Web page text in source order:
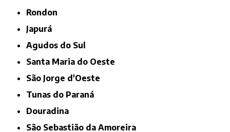
Rondon
Japurá
Agudos do Sul
Santa Maria do Oeste
São Jorge d'Oeste
Tunas do Paraná
Douradina
São Sebastião da Amoreira